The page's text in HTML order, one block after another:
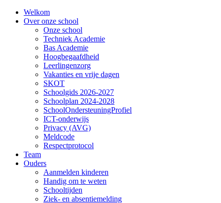
Welkom
Over onze school
Onze school
Techniek Academie
Bas Academie
Hoogbegaafdheid
Leerlingenzorg
Vakanties en vrije dagen
SKOT
Schoolgids 2026-2027
Schoolplan 2024-2028
SchoolOndersteuningProfiel
ICT-onderwijs
Privacy (AVG)
Meldcode
Respectprotocol
Team
Ouders
Aanmelden kinderen
Handig om te weten
Schooltijden
Ziek- en absentiemelding